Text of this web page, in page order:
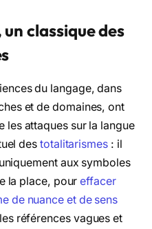
un classique des
du langage, dans
et de domaines, ont
les attaques sur la langue
des totalitarismes : il
aux symboles
la place, poureffacer
de nuance et de sens
références vagues et